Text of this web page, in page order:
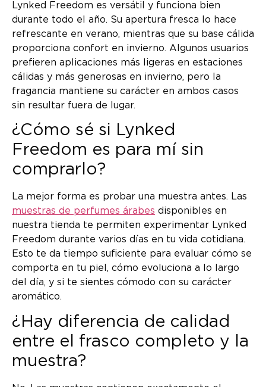
Lynked Freedom es versátil y funciona bien
durante todo el año. Su apertura fresca lo hace
refrescante en verano, mientras que su base cálida
proporciona confort en invierno. Algunos usuarios
prefieren aplicaciones más ligeras en estaciones
cálidas y más generosas en invierno, pero la
fragancia mantiene su carácter en ambos casos
sin resultar fuera de lugar.
¿Cómo sé si Lynked
Freedom es para mí sin
comprarlo?
La mejor forma es probar una muestra antes. Las
muestras de perfumes árabes disponibles en
nuestra tienda te permiten experimentar Lynked
Freedom durante varios días en tu vida cotidiana.
Esto te da tiempo suficiente para evaluar cómo se
comporta en tu piel, cómo evoluciona a lo largo
del día, y si te sientes cómodo con su carácter
aromático.
¿Hay diferencia de calidad
entre el frasco completo y la
muestra?